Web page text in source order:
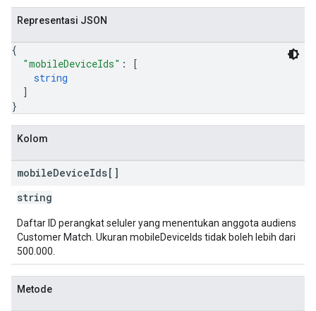
Representasi JSON
{
"mobileDeviceIds" :
[
string
]
}
Kolom
mobileDeviceIds[]
string
Daftar ID perangkat seluler yang menentukan anggota audiens
Customer Match. Ukuran mobileDeviceIds tidak boleh lebih dari
500.000.
Metode